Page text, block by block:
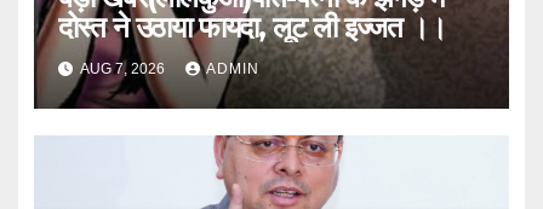
दोस्त ने उठाया फायदा, लूट ली इज्जत ।।
AUG 7, 2026 ADMIN